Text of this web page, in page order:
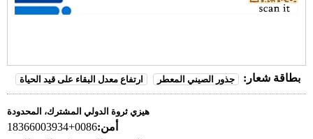
بطاقة شعار: جذور الصيني المعطر ارتفاع معدل البقاء على قيد الحياة
هيزي ثروة الدولي المشترك، المحدودة
أمن:0086+18366003934